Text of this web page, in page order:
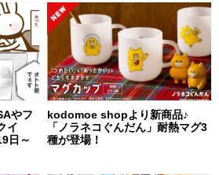
やフ
イ
日～
kodomoe shopより新商品♪
「ノラネコぐんだん」耐熱マグ3
種が登場！